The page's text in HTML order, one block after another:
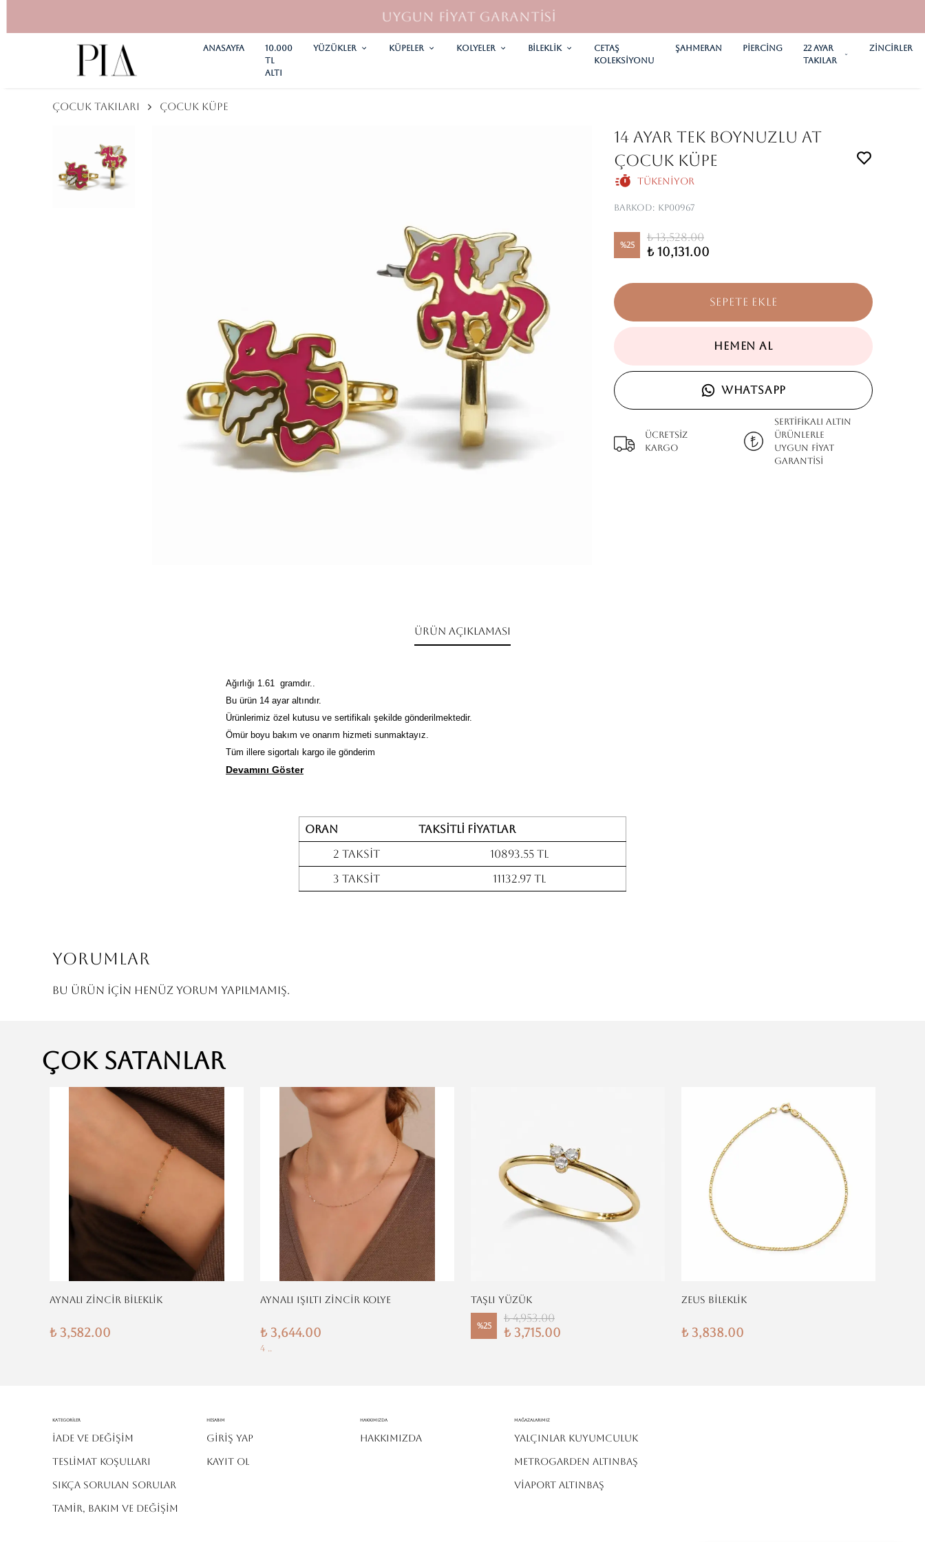
UYGUN FİYAT GARANTİSİ
Anasayfa
10.000
TL
ALTI
YÜZÜKLER KÜPELER KOLYELER Bileklik
CETAŞ
KOLEKSİYONU
ŞAHMERAN PİERCİNG
22 AYAR
TAKILAR
ZİNCİRLER
ÇOCUK TAKILARI ÇOCUK KÜPE
14 AYAR TEK BOYNUZLU AT
ÇOCUK KÜPE
Tükeniyor
Barkod: KP00967
%25
₺ 13,528.00
₺ 10,131.00
SEPETE EKLE
HEMEN AL
WHATSAPP
Ücretsiz
kargo
SERTİFİKALI ALTIN
ÜRÜNLERLE
UYGUN FİYAT
GARANTİSİ
Ürün Açıklaması
Ağırlığı 1.61 gramdır..
Bu ürün 14 ayar altındır.
Ürünlerimiz özel kutusu ve sertifikalı şekilde gönderilmektedir.
Ömür boyu bakım ve onarım hizmeti sunmaktayız.
Tüm illere sigortalı kargo ile gönderim
Devamını Göster
Oran
Taksitli fiyatlar
2 Taksit
10893.55 TL
3 Taksit
11132.97 TL
Yorumlar
Bu ürün için henüz yorum yapılmamış.
Çok Satanlar
AYNALI ZİNCİR BİLEKLİK
₺ 3,582.00
AYNALI IŞILTI ZİNCİR KOLYE
₺ 3,644.00
4 ..
TAŞLI YÜZÜK
%25
₺ 4,953.00
₺ 3,715.00
ZEUS BİLEKLİK
₺ 3,838.00
Kategoriler
İADE VE DEĞİŞİM
TESLİMAT KOŞULLARI
SIKÇA SORULAN SORULAR
TAMİR, BAKIM VE DEĞİŞİM
Hesabım
Giriş Yap
Kayıt Ol
Hakkımızda
HAKKIMIZDA
MAĞAZALARIMIZ
YALÇINLAR KUYUMCULUK
METROGARDEN ALTINBAŞ
VİAPORT ALTINBAŞ